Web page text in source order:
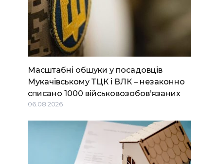
Масштабні обшуки у посадовців
Мукачівському ТЦК і ВЛК – незаконно
списано 1000 військовозобов’язаних
06.08.2026